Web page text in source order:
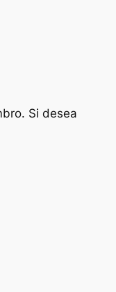
Si desea